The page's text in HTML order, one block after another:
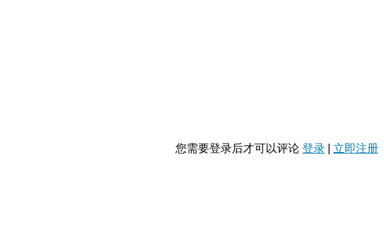
您需要登录后才可以评论 登录 立即注册